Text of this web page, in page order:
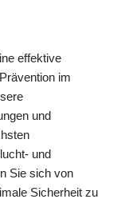
effektive
im
und
und
Sie sich von
Sicherheit zu